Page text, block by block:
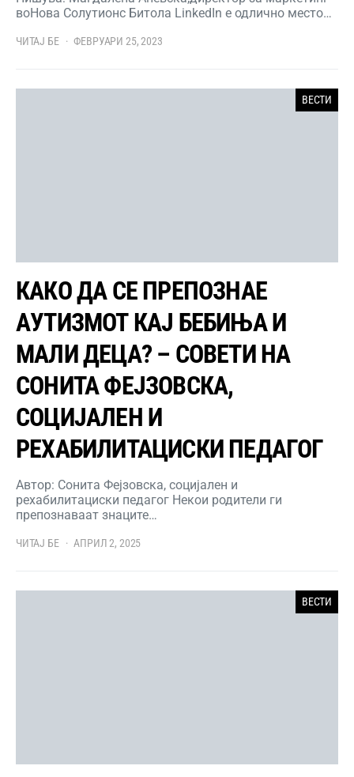
воНова Солутионс Битола LinkedIn е одлично место…
ЧИТАЈ БЕ ФЕВРУАРИ 25, 2023
ВЕСТИ
КАКО ДА СЕ ПРЕПОЗНАЕ
АУТИЗМОТ КАЈ БЕБИЊА И
МАЛИ ДЕЦА? – СОВЕТИ НА
СОНИТА ФЕЈЗОВСКА,
СОЦИЈАЛЕН И
РЕХАБИЛИТАЦИСКИ ПЕДАГОГ
Автор: Сонита Фејзовска, социјален и
рехабилитациски педагог Некои родители ги
препознаваат знаците…
ЧИТАЈ БЕ АПРИЛ 2, 2025
ВЕСТИ